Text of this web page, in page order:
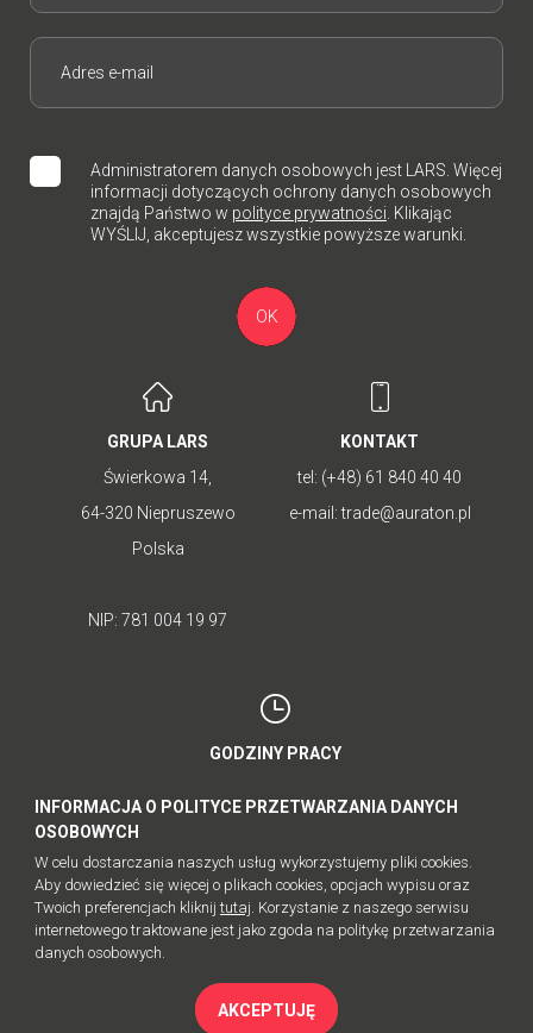
OK
Administratorem danych osobowych jest LARS. Więcej
informacji dotyczących ochrony danych osobowych
znajdą Państwo w polityce prywatności . Klikając
WYŚLIJ, akceptujesz wszystkie powyższe warunki.
GRUPA LARS
Świerkowa 14,
64-320 Niepruszewo
Polska
NIP: 781 004 19 97
KONTAKT
tel: (+48) 61 840 40 40
e-mail:trade@auraton.pl
GODZINY PRACY
© AURATON 2023
POLITYKA PRYWATNOŚCI
WWW BY:IBIF.PL
INFORMACJA O POLITYCE PRZETWARZANIA DANYCH
OSOBOWYCH
W celu dostarczania naszych usług wykorzystujemy pliki cookies.
Aby dowiedzieć się więcej o plikach cookies, opcjach wypisu oraz
Twoich preferencjach kliknij tutaj. Korzystanie z naszego serwisu
internetowego traktowane jest jako zgoda na politykę przetwarzania
danych osobowych.
AKCEPTUJĘ